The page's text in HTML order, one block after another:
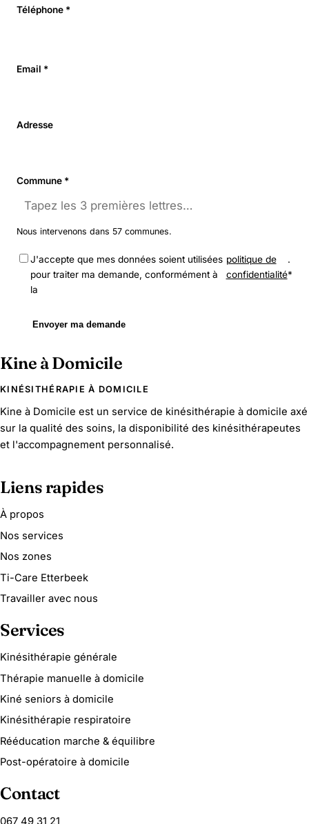
Téléphone *
Email *
Adresse
Commune *
Nous intervenons dans 57 communes.
J'accepte que mes données soient utilisées
pour traiter ma demande, conformément à
la
politique de
confidentialité
.
*
Envoyer ma demande
Kine à Domicile
KINÉSITHÉRAPIE À DOMICILE
Kine à Domicile est un service de kinésithérapie à domicile axé
sur la qualité des soins, la disponibilité des kinésithérapeutes
et l'accompagnement personnalisé.
Liens rapides
À propos
Nos services
Nos zones
Ti-Care Etterbeek
Travailler avec nous
Services
Kinésithérapie générale
Thérapie manuelle à domicile
Kiné seniors à domicile
Kinésithérapie respiratoire
Rééducation marche & équilibre
Post-opératoire à domicile
Contact
067 49 31 21